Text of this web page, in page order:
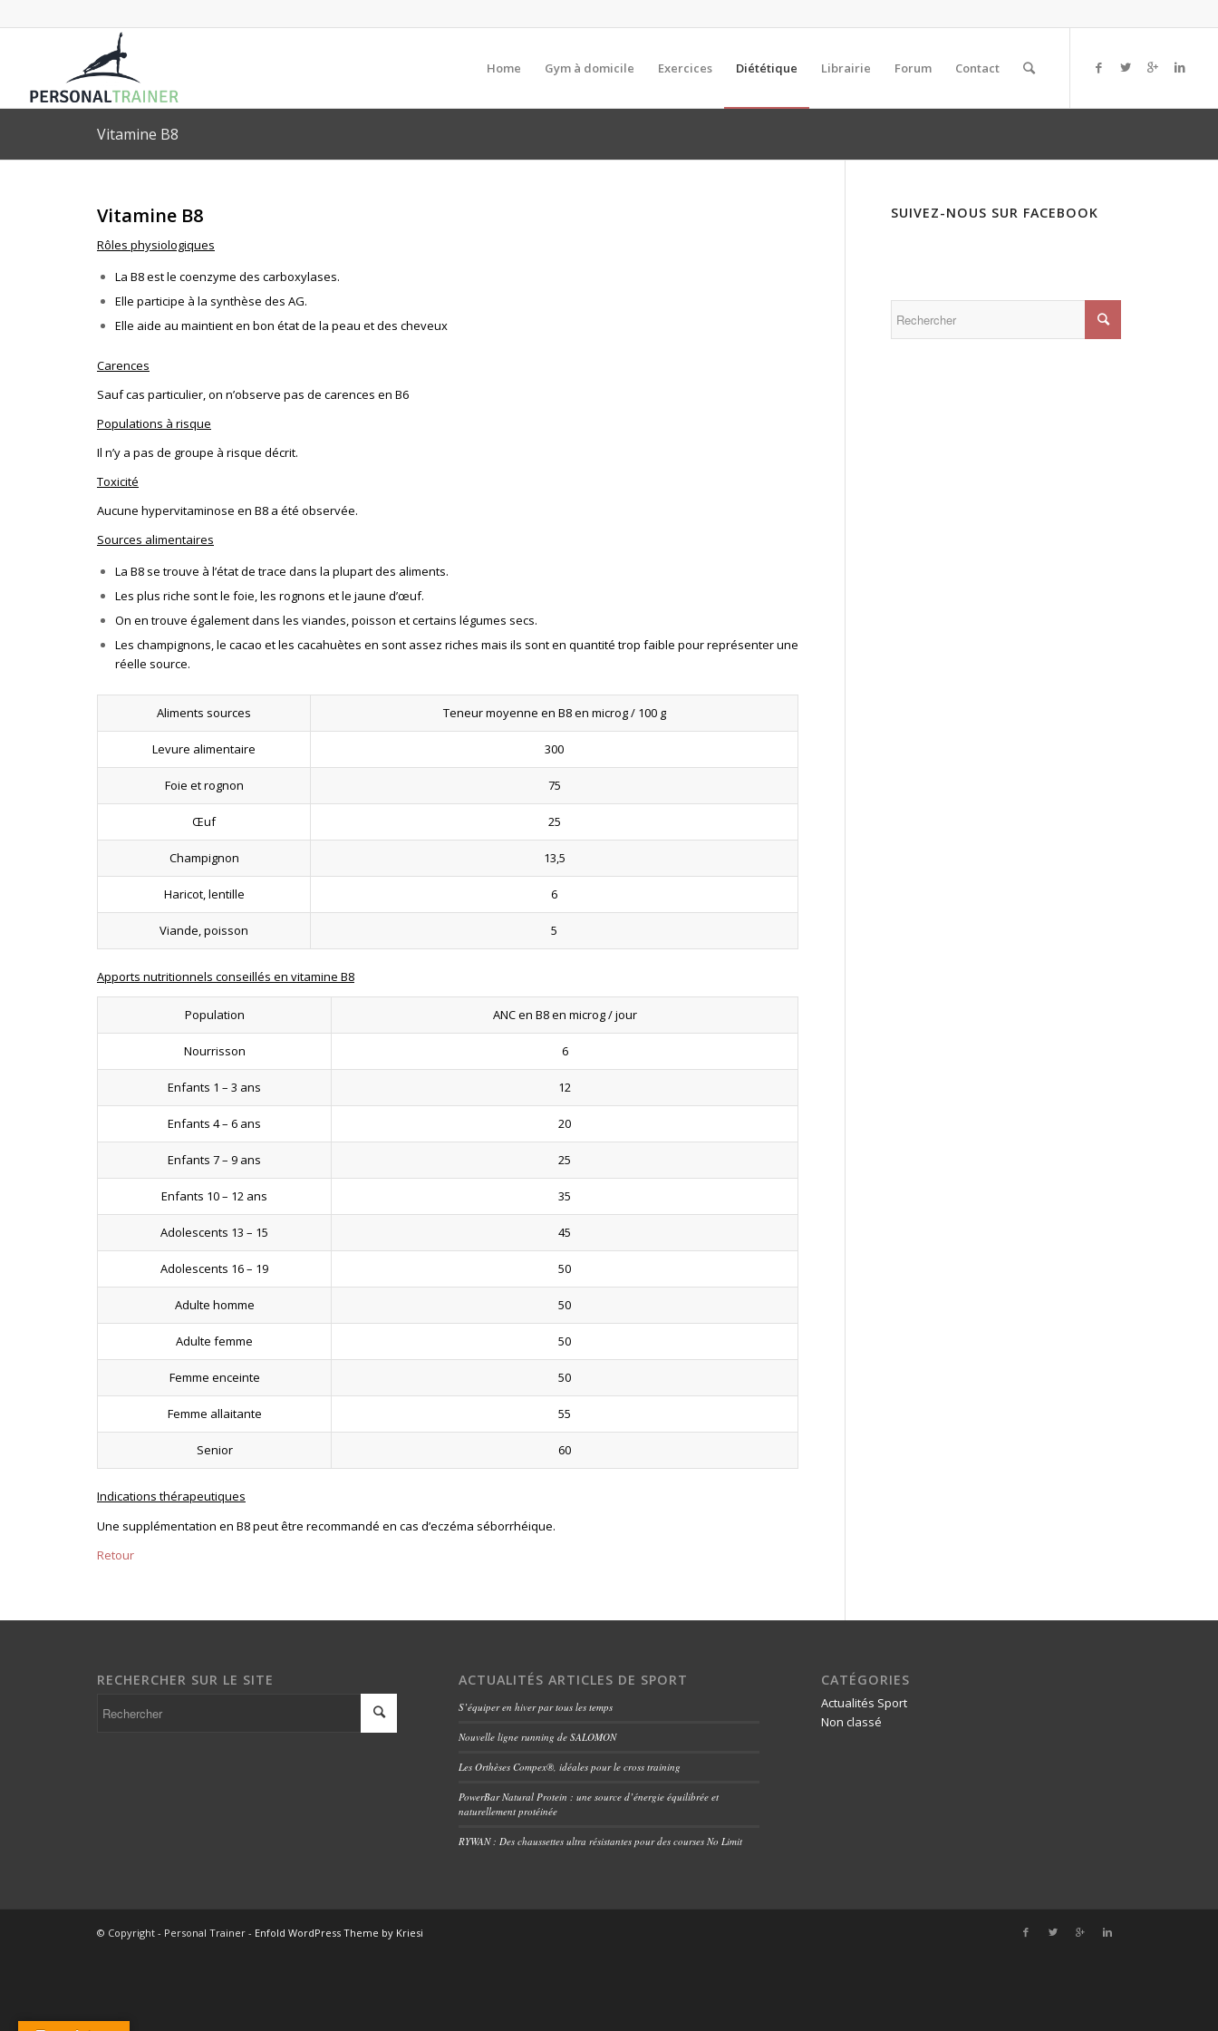
Home Gym à domicile Exercices Diététique Librairie Forum Contact
Vitamine B8
Vitamine B8
Rôles physiologiques
La B8 est le coenzyme des carboxylases.
Elle participe à la synthèse des AG.
Elle aide au maintient en bon état de la peau et des cheveux
Carences
Sauf cas particulier, on n’observe pas de carences en B6
Populations à risque
Il n’y a pas de groupe à risque décrit.
Toxicité
Aucune hypervitaminose en B8 a été observée.
Sources alimentaires
La B8 se trouve à l’état de trace dans la plupart des aliments.
Les plus riche sont le foie, les rognons et le jaune d’œuf.
On en trouve également dans les viandes, poisson et certains légumes secs.
Les champignons, le cacao et les cacahuètes en sont assez riches mais ils sont en quantité trop faible pour représenter une
réelle source.
Aliments sources Teneur moyenne en B8 en microg / 100 g
Levure alimentaire 300
Foie et rognon 75
Œuf 25
Champignon 13,5
Haricot, lentille 6
Viande, poisson 5
Apports nutritionnels conseillés en vitamine B8
Population ANC en B8 en microg / jour
Nourrisson 6
Enfants 1 – 3 ans 12
Enfants 4 – 6 ans 20
Enfants 7 – 9 ans 25
Enfants 10 – 12 ans 35
Adolescents 13 – 15 45
Adolescents 16 – 19 50
Adulte homme 50
Adulte femme 50
Femme enceinte 50
Femme allaitante 55
Senior 60
Indications thérapeutiques
Une supplémentation en B8 peut être recommandé en cas d’eczéma séborrhéique.
Retour
SUIVEZ-NOUS SUR FACEBOOK
RECHERCHER SUR LE SITE ACTUALITÉS ARTICLES DE SPORT
S’équiper en hiver par tous les temps
Nouvelle ligne running de SALOMON
Les Orthèses Compex®, idéales pour le cross training
PowerBar Natural Protein : une source d’énergie équilibrée et
naturellement protéinée
RYWAN : Des chaussettes ultra résistantes pour des courses No Limit
CATÉGORIES
Actualités Sport
Non classé
© Copyright - Personal Trainer - Enfold WordPress Theme by Kriesi